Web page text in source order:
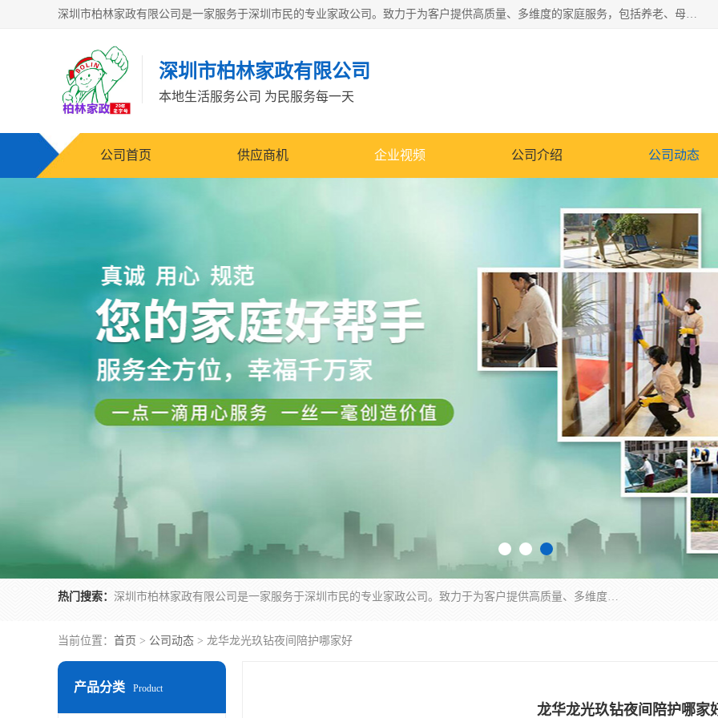
深圳市柏林家政有限公司是一家服务于深圳市民的专业家政公司。致力于为客户提供高质量、多维度的家庭服务，包括养老、母婴、月嫂育婴早教、康复理疗、家电清洗和保洁等方面的专业服务。
深圳市柏林家政有限公司
本地生活服务公司 为民服务每一天
公司首页 供应商机 企业视频 公司介绍 公司动态
热门搜索： 深圳市柏林家政有限公司是一家服务于深圳市民的专业家政公司。致力于为客户提供高质量、多维度的家庭服务，包括养老、母婴、月嫂育婴早教、康复理疗、家电清洗和保洁等方面的专业服务。
当前位置： 首页 > 公司动态 > 龙华龙光玖钻夜间陪护哪家好
产品分类 Product
龙华龙光玖钻夜间陪护哪家